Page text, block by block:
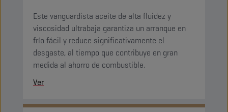
Este vanguardista aceite de alta fluidez y
viscosidad ultrabaja garantiza un arranque en
frío fácil y reduce significativamente el
desgaste, al tiempo que contribuye en gran
medida al ahorro de combustible.
Ver